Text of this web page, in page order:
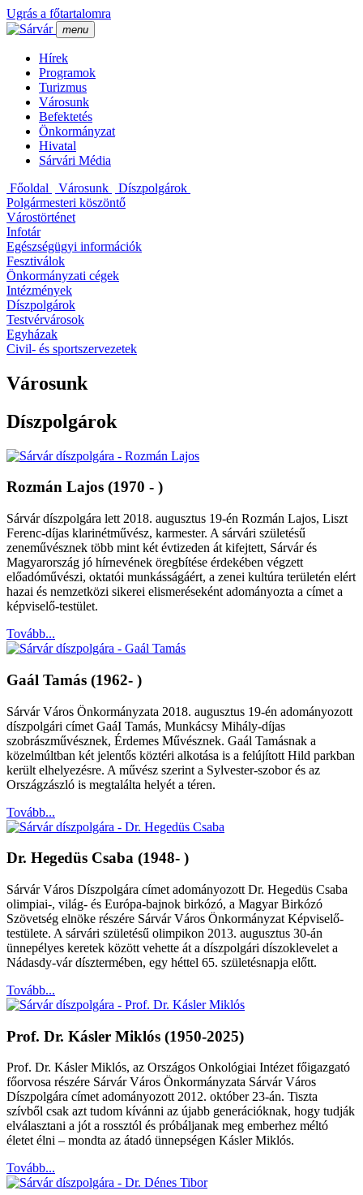
Ugrás a főtartalomra
menu
Hí­rek
Programok
Turizmus
Városunk
Befektetés
Önkormányzat
Hivatal
Sárvári Média
Főoldal
Városunk
Dí­szpolgárok
Polgármesteri köszöntő
Várostörténet
Infotár
Egészségügyi információk
Fesztiválok
Önkormányzati cégek
Intézmények
Dí­szpolgárok
Testvérvárosok
Egyházak
Civil- és sportszervezetek
Városunk
Díszpolgárok
Rozmán Lajos (1970 - )
Sárvár díszpolgára lett 2018. augusztus 19-én Rozmán Lajos, Liszt
Ferenc-díjas klarinétművész, karmester. A sárvári születésű
zeneművésznek több mint két évtizeden át kifejtett, Sárvár és
Magyarország jó hírnevének öregbítése érdekében végzett
előadóművészi, oktatói munkásságáért, a zenei kultúra területén elért
hazai és nemzetközi sikerei elismeréseként adományozta a címet a
képviselő-testület.
Tovább...
Gaál Tamás (1962- )
Sárvár Város Önkormányzata 2018. augusztus 19-én adományozott
díszpolgári címet GaáI Tamás, Munkácsy Mihály-díjas
szobrászművésznek, Érdemes Művésznek. Gaál Tamásnak a
közelmúltban két jelentős köztéri alkotása is a felújított Hild parkban
került elhelyezésre. A művész szerint a Sylvester-szobor és az
Országzászló is megtalálta helyét a téren.
Tovább...
Dr. Hegedüs Csaba (1948- )
Sárvár Város Díszpolgára címet adományozott Dr. Hegedüs Csaba
olimpiai-, világ- és Európa-bajnok birkózó, a Magyar Birkózó
Szövetség elnöke részére Sárvár Város Önkormányzat Képviselő-
testülete. A sárvári születésű olimpikon 2013. augusztus 30-án
ünnepélyes keretek között vehette át a díszpolgári díszoklevelet a
Nádasdy-vár dísztermében, egy héttel 65. születésnapja előtt.
Tovább...
Prof. Dr. Kásler Miklós (1950-2025)
Prof. Dr. Kásler Miklós, az Országos Onkológiai Intézet főigazgató
főorvosa részére Sárvár Város Önkormányzata Sárvár Város
Díszpolgára címet adományozott 2012. október 23-án. Tiszta
szívből csak azt tudom kívánni az újabb generációknak, hogy tudják
elválasztani a jót a rossztól és próbáljanak meg emberhez méltó
életet élni – mondta az átadó ünnepségen Kásler Miklós.
Tovább...